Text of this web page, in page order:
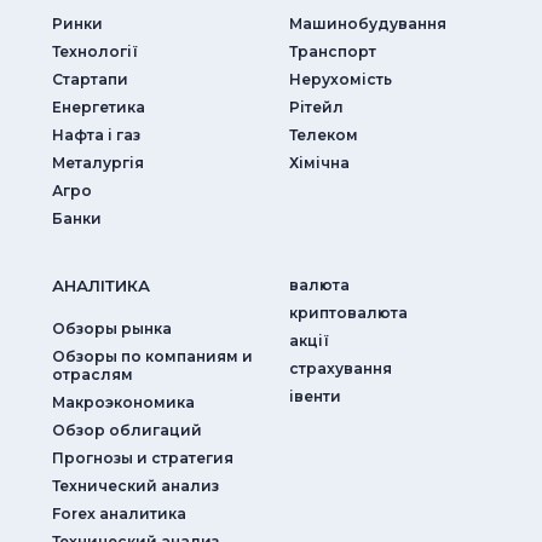
Ринки
Технології
Стартапи
Енергетика
Нафта і газ
Металургія
Агро
Банки
Машинобудування
Транспорт
Нерухомість
Рітейл
Телеком
Хімічна
АНАЛIТИКА
Обзоры рынка
Обзоры по компаниям и
отраслям
Макроэкономика
Обзор облигаций
Прогнозы и стратегия
Технический анализ
Forex аналитика
валюта
криптовалюта
акції
страхування
iвенти